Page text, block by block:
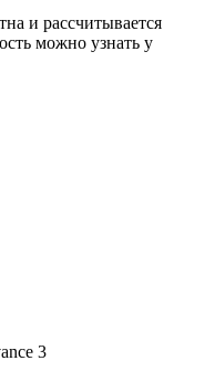
и рассчитывается
можно узнать у
3